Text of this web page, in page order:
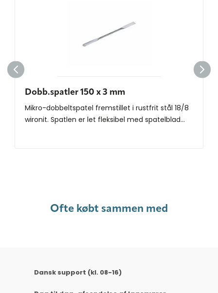
Dobb.spatler 150 x 3 mm
Mikro-dobbeltspatel fremstillet i rustfrit stål 18/8
wironit. Spatlen er let fleksibel med spatelblad...
Ofte købt sammen med
Dansk support (kl. 08-16)